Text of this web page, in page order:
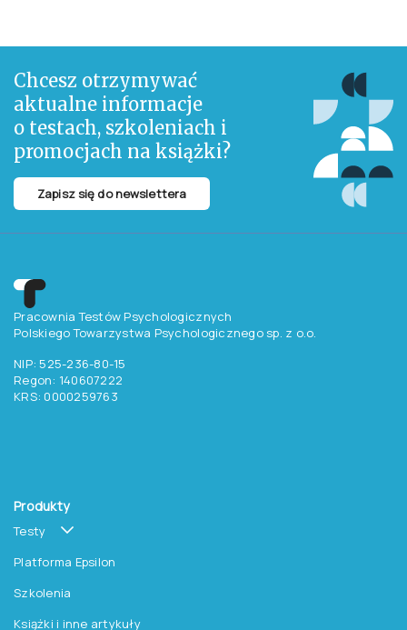
Opis
„Jak nie krzyczeć na swoje dziecko” to szczera i pełna empatii, ale i
praktyczna książka, która pomaga nam poradzić sobie z uczuciami
desperacji i gniewu, by szlag nas nie trafiał, i byśmy byli bardziej
obecnymi i pozytywnymi rodzicami. To coraz bardziej istotny temat dla
współczesnych rodziców, którzy są przeciążeni obowiązkami i
przepracowani bardziej, niż kiedykolwiek wcześniej. Dr Carla Naumburg
ma antidotum na negatywne uczucia i zachowania.
Chcesz otrzymywać
aktualne informacje
o testach, szkoleniach i
promocjach na książki?
Pracownia Testów Psychologicznych
Polskiego Towarzystwa Psychologicznego sp. z o.o.
NIP: 525-236-80-15